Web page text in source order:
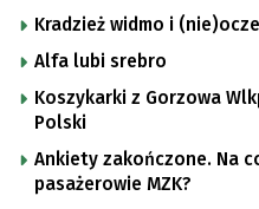
Kradzież widmo i
Alfa lubi srebro
Koszykarki z Gorzowa
Polski
Ankiety zakończone. Na
pasażerowie MZK?